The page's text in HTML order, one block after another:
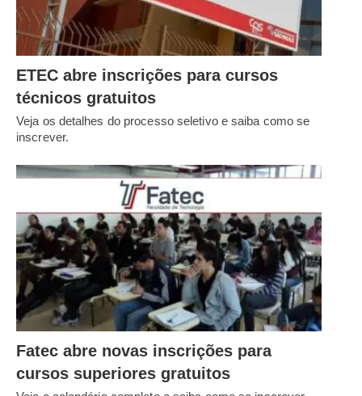
ETEC abre inscrições para cursos
técnicos gratuitos
Veja os detalhes do processo seletivo e saiba como se
inscrever.
Fatec abre novas inscrições para
cursos superiores gratuitos